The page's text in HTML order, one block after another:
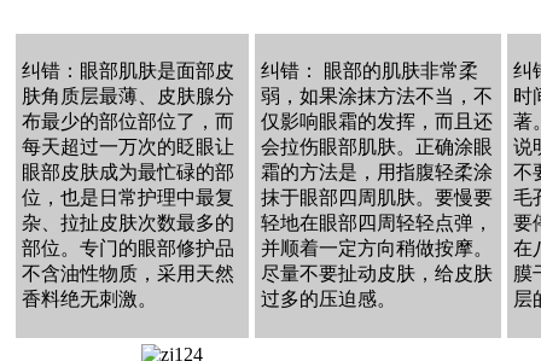
纠错：眼部肌肤是面部皮
肤角质层最薄、皮肤腺分
布最少的部位部位了，而
每天超过一万次的眨眼让
眼部皮肤成为最忙碌的部
位，也是日常护理中最复
杂、拉扯皮肤次数最多的
部位。专门的眼部修护品
不含油性物质，采用天然
香料绝无刺激。
纠错： 眼部的肌肤非常柔
弱，如果涂抹方法不当，不
仅影响眼霜的发挥，而且还
会拉伤眼部肌肤。正确涂眼
霜的方法是，用指腹轻柔涂
抹于眼部四周肌肤。要慢要
轻地在眼部四周轻轻点弹，
并顺着一定方向稍做按摩。
尽量不要扯动皮肤，给皮肤
过多的压迫感。
纠
时
著
说
不
毛
要
在
膜
层